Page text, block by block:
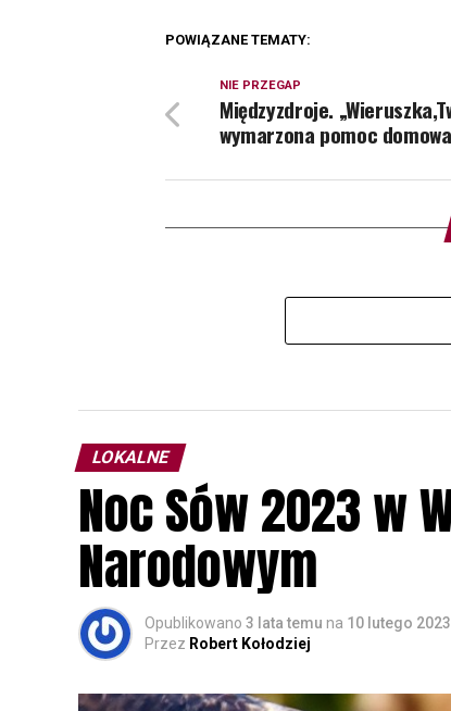
POWIĄZANE TEMATY:
NIE PRZEGAP
Międzyzdroje.
wymarzona pomoc
LOKALNE
Noc Sów 2023 w
Narodowym
Opublikowano 3 lata temu na 10 lutego 2023
Przez Robert Kołodziej